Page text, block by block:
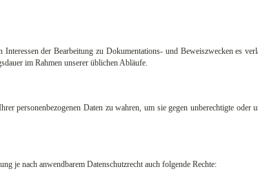
der Bearbeitung zu Dokumentations- und Beweiszwecken es
im Rahmen unserer üblichen Abläufe.
personenbezogenen Daten zu wahren, um sie gegen unberechtigte oder
je nach anwendbarem Datenschutzrecht auch folgende Rechte: